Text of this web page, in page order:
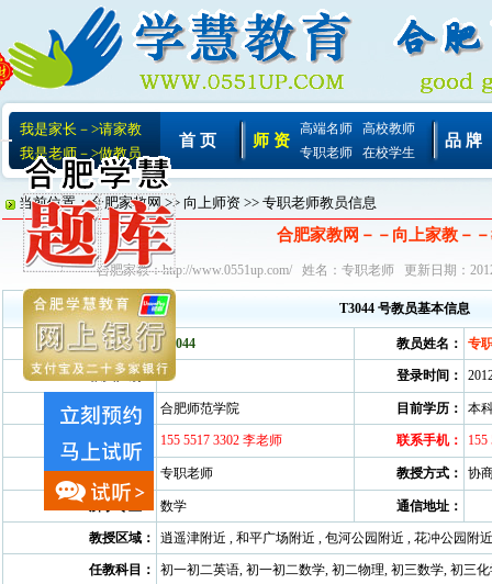
我是家长－>请家教
我是老师－>做教员
首 页 师 资
高端名师
高校教师
专职老师
在校学生
品 牌
当前位置：合肥家教网>> 向上师资 >> 专职老师教员信息
合肥家教网－－向上家教－
合肥家教：http://www.0551up.com/ 姓名：专职老师 更新日期：
T3044 号教员基本信息
教员编号： T3044 教员姓名： 专
教员性别： 登录时间：
所在学校： 合肥师范学院 目前学历： 本
联系电话： 155 5517 3302 李老师 联系手机： 155
目前身份： 专职老师 教授方式： 协
所学专业： 数学 通信地址：
教授区域： 逍遥津附近 , 和平广场附近 , 包河公园附近 , 花冲公园附
任教科目： 初一初二英语, 初一初二数学, 初二物理, 初三数学, 初三